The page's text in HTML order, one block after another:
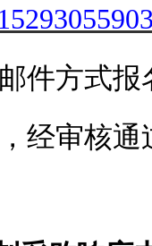
件方式
经审核